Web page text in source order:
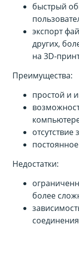
быстрый
экспорт
других,
на 3D-
Преимущества:
простой и
отсутствие
Недостатки:
более